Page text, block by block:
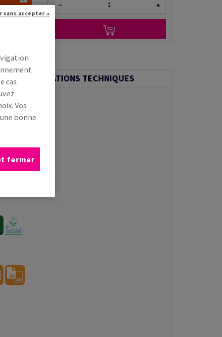
via e-mail
− +
INFORMATIONS TECHNIQUES
cas
Vos
bonne
sans accepter →
fermer